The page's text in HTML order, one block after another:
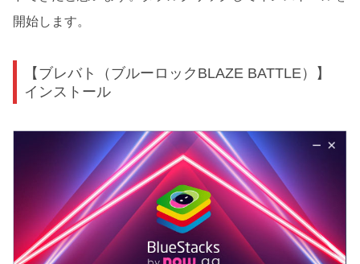
開始します。
【ブレバト（ブルーロックBLAZE BATTLE）】
インストール